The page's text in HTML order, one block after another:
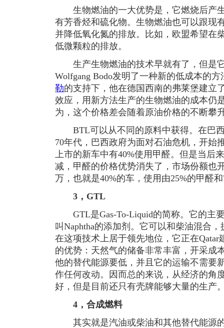
生物燃油的一大优势是，它燃烧后产
有芳香烃和硫化物。生物燃油也可以跟现
并降低氧化氮的排放。比如，欧盟希望在
低微颗粒的排放。
生产生物燃油的技术早就有了，但是
Wolfgang Bodo发明了一种新的低成本的方
勒的支持下，他在德国西南的弗莱堡建立
效应，用新方法生产的生物燃油的成本仍
为，这个价格差会随着原油价格的不断攀
BTL可以从不同的原料中获得。在巴西
70年代，巴西政府为面对石油危机，开始
上市的新车中有40%使用甲醛。但是当后
减，甲醛的价格优势消失了，市场份额也
万，也就是40%的车，使用由25%的甲醛
3，GTL
GTL是Gas-To-Liquid的简称。它的主
叫Naphtha的添加剂。它可以和柴油混合
在这项技术上居于领先地位，它正在
的优势：天然气的储备非常丰富，开采成
他的替代能源要低，并且它的运输不需要
作任何改动。因而总的来说，从经济的角
好，但是目前还只有壳牌能够大量的生产
4，合成燃料
其实就是汽油或柴油和其他替代能源